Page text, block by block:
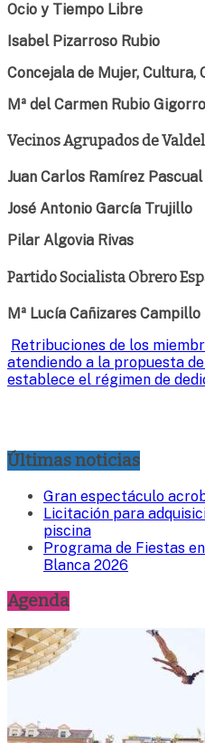
Ocio y Tiempo Libre
Isabel Pizarroso Rubio
Concejala de Mujer, Cultura,
Mª del Carmen Rubio Gigorro
Vecinos Agrupados de
Juan Carlos Ramírez Pascual
José Antonio García Trujillo
Pilar Algovia Rivas
Partido Socialista Obrero
Mª Lucía Cañizares Campillo
Retribuciones de los
atendiendo a la propuesta
establece el régimen de
Últimas noticias
Gran espectáculo
Licitación para
piscina
Programa de Fiestas
Blanca 2026
Agenda